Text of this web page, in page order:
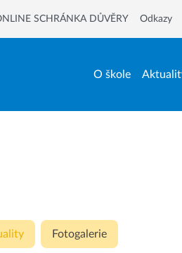
O škole
SCHRÁNKA DŮVĚRY Odkazy
Fotogalerie